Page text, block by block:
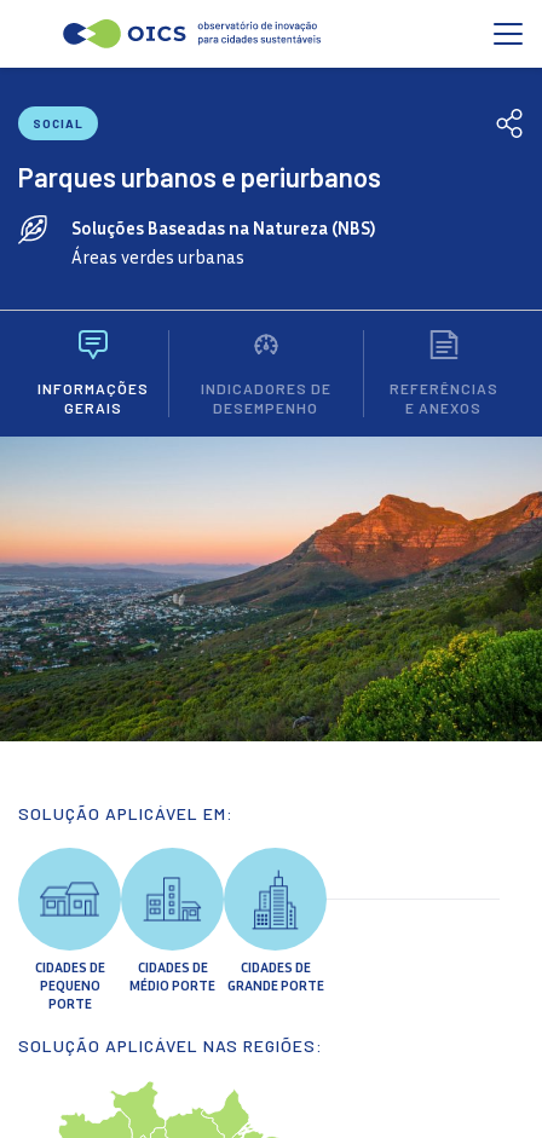
SOCIAL
Parques urbanos e periurbanos
Soluções Baseadas na Natureza (NBS)
Áreas verdes urbanas
INFORMAÇÕES
GERAIS
INDICADORES DE
DESEMPENHO
REFERÊNCIAS
E ANEXOS
SOLUÇÃO APLICÁVEL EM:
CIDADES DE
PEQUENO
PORTE
CIDADES DE
MÉDIO PORTE
CIDADES DE
GRANDE PORTE
SOLUÇÃO APLICÁVEL NAS REGIÕES: